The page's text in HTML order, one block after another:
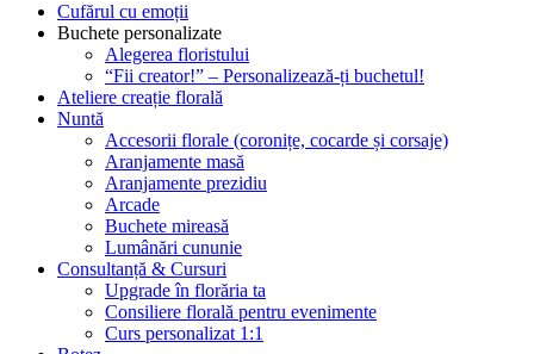
Cufărul cu emoții
Buchete personalizate
Alegerea floristului
“Fii creator!” – Personalizează-ți buchetul!
Ateliere creație florală
Nuntă
Accesorii florale (coronițe, cocarde și corsaje)
Aranjamente masă
Aranjamente prezidiu
Arcade
Buchete mireasă
Lumânări cununie
Consultanță & Cursuri
Upgrade în florăria ta
Consiliere florală pentru evenimente
Curs personalizat 1:1